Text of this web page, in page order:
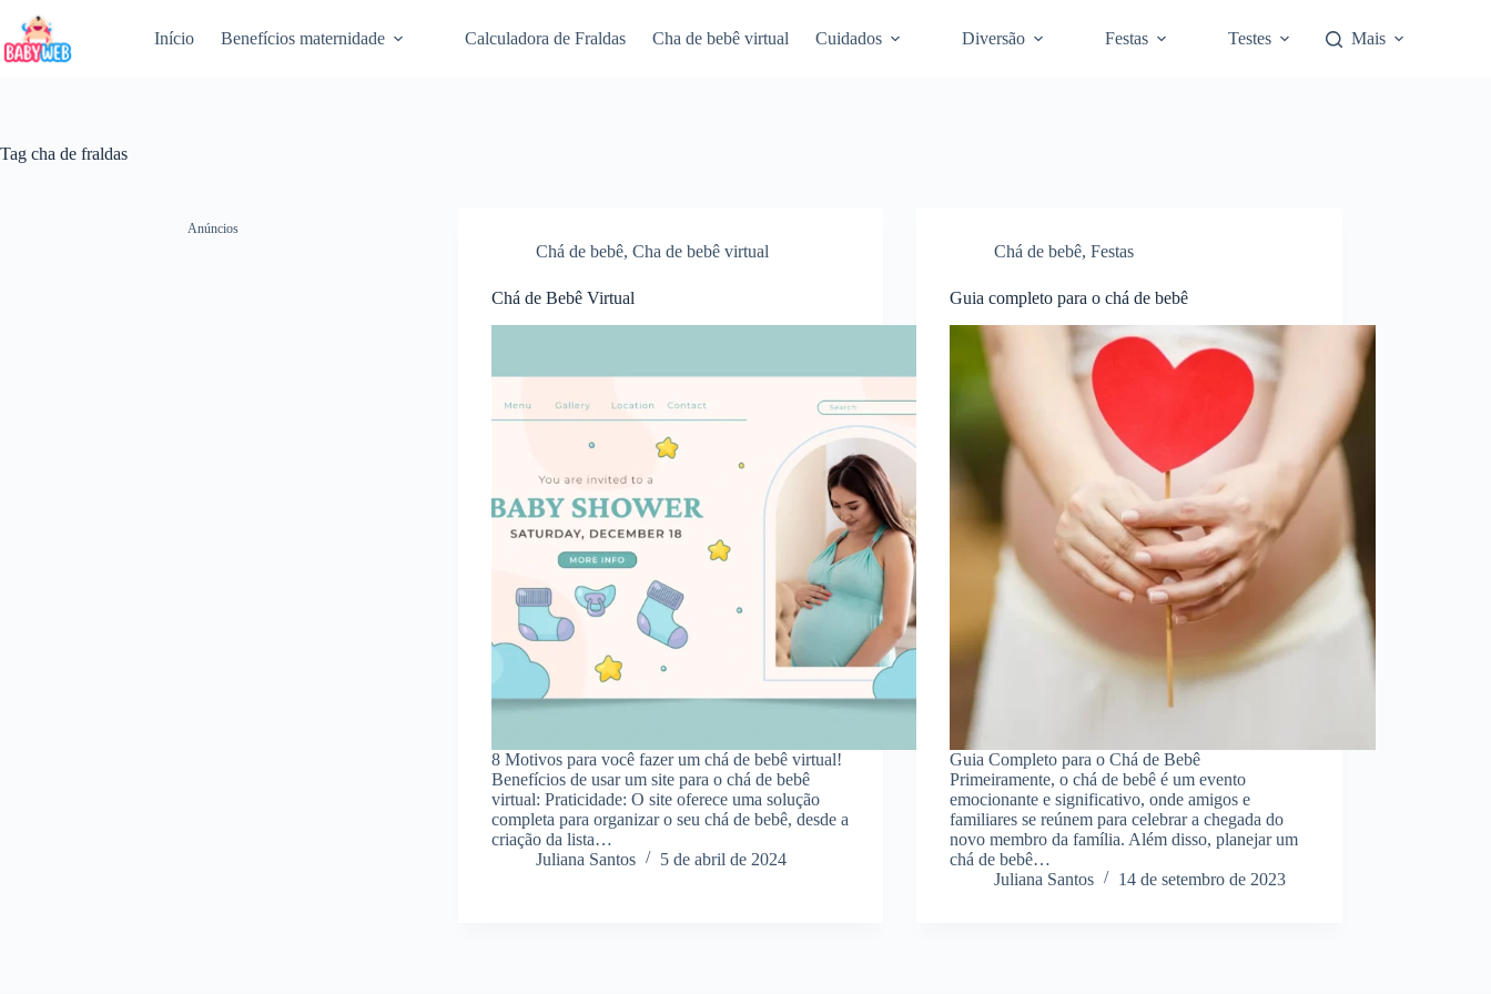
para
o
conteúdo
Início Benefícios maternidade Calculadora de Fraldas Cha de bebê virtual Cuidados Diversão Festas Testes Mais
Tag cha de fraldas
Anúncios
Chá de bebê,Cha de bebê virtual
Chá de Bebê Virtual
8 Motivos para você fazer um chá de bebê virtual!
Benefícios de usar um site para o chá de bebê
virtual: Praticidade: O site oferece uma solução
completa para organizar o seu chá de bebê, desde a
criação da lista…
Juliana Santos
5 de abril de 2024
Chá de bebê,Festas
Guia completo para o chá de bebê
Guia Completo para o Chá de Bebê
Primeiramente, o chá de bebê é um evento
emocionante e significativo, onde amigos e
familiares se reúnem para celebrar a chegada do
novo membro da família. Além disso, planejar um
chá de bebê…
Juliana Santos
14 de setembro de 2023